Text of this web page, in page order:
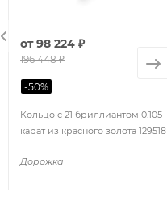
Кольцо с 21 бриллиантом 0.105
карат из красного золота 129518
Дорожка
от98 224 ₽
196 448 ₽
-50%